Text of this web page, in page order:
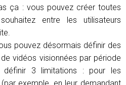
ça : vous pouvez créer toutes
entre les utilisateurs
pouvez désormais définir des
vidéos visionnées par période
3 limitations : pour les